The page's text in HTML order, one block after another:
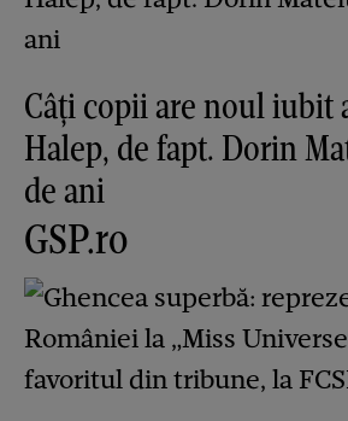
Câți copii are noul iubit
Halep, de fapt. Dorin
de ani
GSP.ro